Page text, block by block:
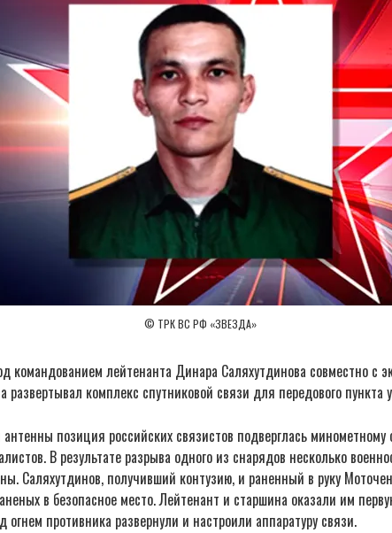
© ТРК ВС РФ «ЗВЕЗДА»
командованием лейтенанта Динара Саляхутдинова совместно с
развертывал комплекс спутниковой связи для передового пункта
позиция российских связистов подверглась минометному
В результате разрыва одного из снарядов несколько
Саляхутдинов, получивший контузию, и раненный в руку
в безопасное место. Лейтенант и старшина оказали им
противника развернули и настроили аппаратуру связи.